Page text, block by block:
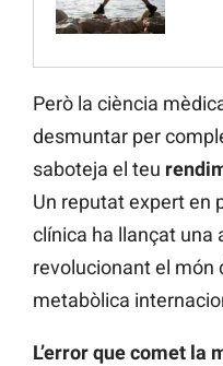
Però la ciència
desmuntar per
saboteja el teu
Un reputat expert en
clínica ha llançat una
revolucionant el món
metabòlica
L’error que comet la